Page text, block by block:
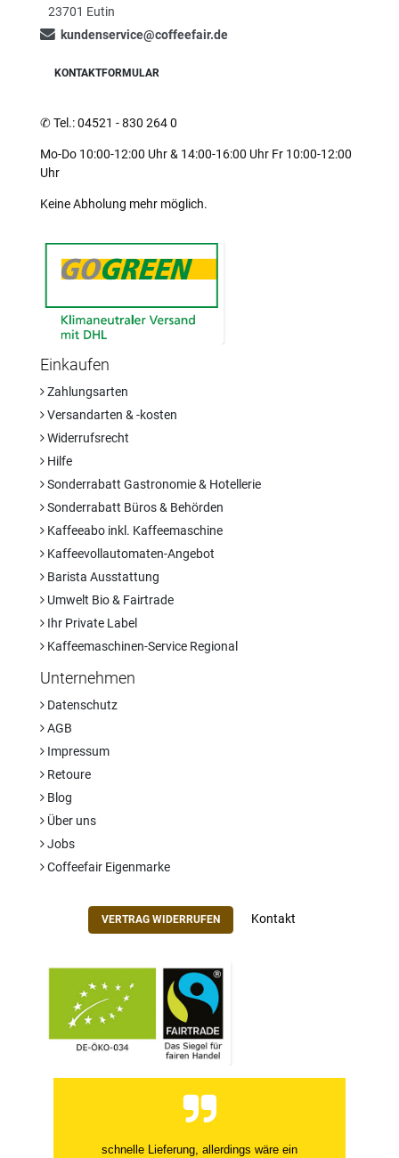
23701 Eutin
kundenservice@coffeefair.de
KONTAKTFORMULAR
✆Tel.: 04521 - 830 264 0
Mo-Do 10:00-12:00 Uhr & 14:00-16:00 Uhr Fr 10:00-12:00
Uhr
Keine Abholung mehr möglich.
Einkaufen
Zahlungsarten
Versandarten & -kosten
Widerrufsrecht
Hilfe
Sonderrabatt Gastronomie & Hotellerie
Sonderrabatt Büros & Behörden
Kaffeeabo inkl. Kaffeemaschine
Kaffeevollautomaten-Angebot
Barista Ausstattung
Umwelt Bio & Fairtrade
Ihr Private Label
Kaffeemaschinen-Service Regional
Unternehmen
Datenschutz
AGB
Impressum
Retoure
Blog
Über uns
Jobs
Coffeefair Eigenmarke
VERTRAG WIDERRUFEN Kontakt
schnelle Lieferung, allerdings wäre ein